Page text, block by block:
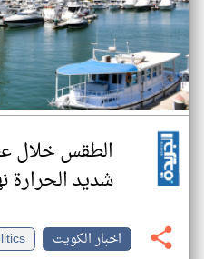
الطقس خلال
شديد الحرارة
اخبار الكويت